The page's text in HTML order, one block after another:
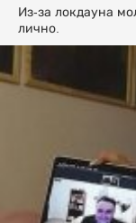
Из-за локдауна
лично.